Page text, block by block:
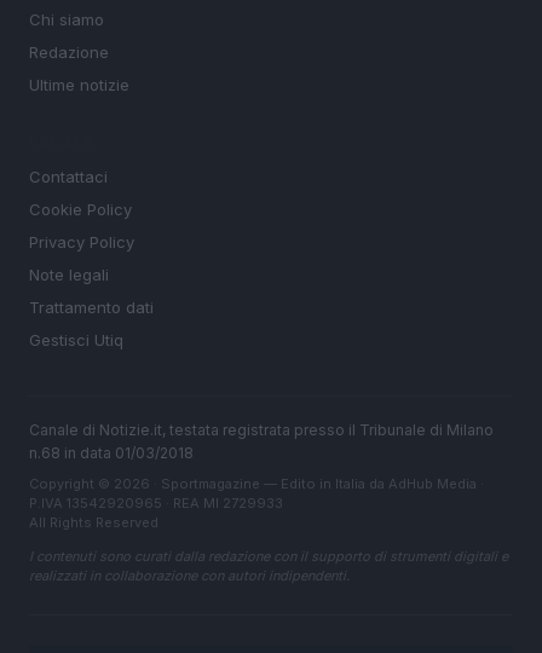
Chi siamo
Redazione
Ultime notizie
Contattaci
Cookie Policy
Privacy Policy
Note legali
Trattamento dati
Gestisci Utiq
Canale di Notizie.it, testata registrata presso il Tribunale di Milano
n.68 in data 01/03/2018
Copyright © 2026 · Sportmagazine — Edito in Italia da AdHub Media
P.IVA 13542920965 · REA MI 2729933
All Rights Reserved
I contenuti sono curati dalla redazione con il supporto di strumenti digitali e
realizzati in collaborazione con autori indipendenti.